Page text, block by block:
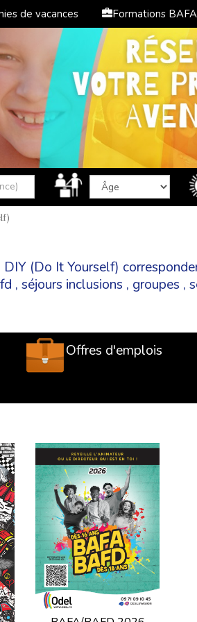
de vacances Formations
(Do It Yourself)
, séjours inclusions , groupes ,
Offres d'emplois